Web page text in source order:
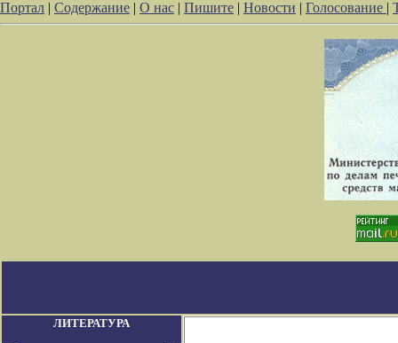
Портал | Содержание | О нас | Пишите | Новости | Голосование |
ЛИТЕРАТУРА